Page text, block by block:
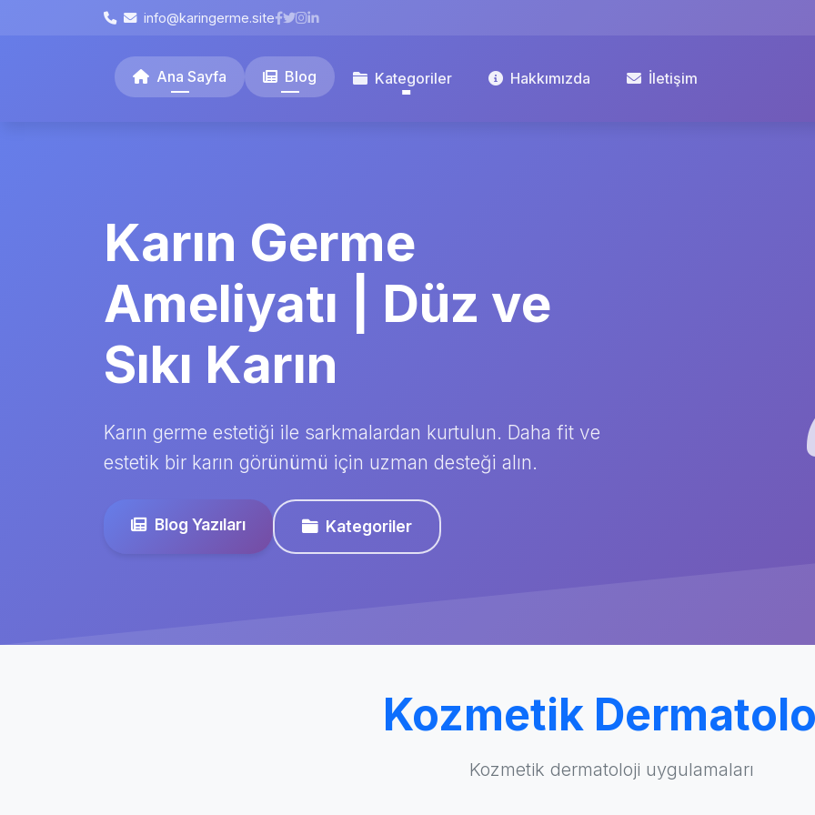
info@karingerme.site
Ana Sayfa Blog Kategoriler Hakkımızda İletişim
Karın Germe
Ameliyatı | Düz ve
Sıkı Karın
Karın germe estetiği ile sarkmalardan kurtulun. Daha fit ve
estetik bir karın görünümü için uzman desteği alın.
Blog Yazıları Kategoriler
Kozmetik
Kozmetik dermatoloji uygulamaları